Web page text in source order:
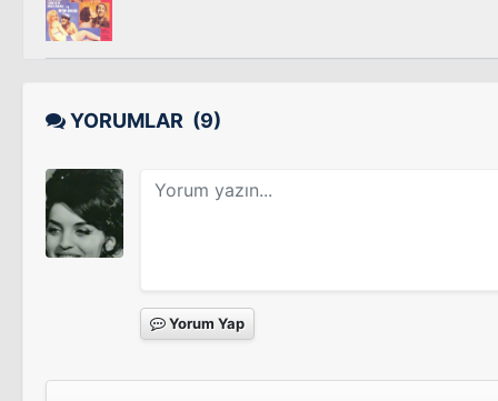
YORUMLAR (9)
Yorum Yap